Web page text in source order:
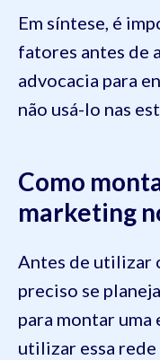
Em síntese, é
fatores antes de
advocacia para
não usá-lo nas
Como
marketing
Antes de utilizar
preciso se
para montar
utilizar essa